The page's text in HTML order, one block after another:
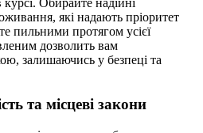
які надають пріоритет
пильними протягом усієї
дозволить вам
залишаючись у безпеці та
та місцеві закони